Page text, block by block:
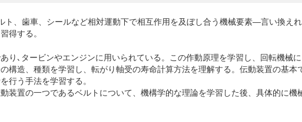
、歯車、シールなど相対運動下で相互作用を及ぼし合う機械要素―言い換え
得する。
り､タービンやエンジンに用いられている。この作動原理を学習し、回転機械
構造、種類を学習し、転がり軸受の寿命計算方法を理解する。伝動装置の基
行う手法を学習する。
装置の一つであるベルトについて、機構学的な理論を学習した後、具体的に機